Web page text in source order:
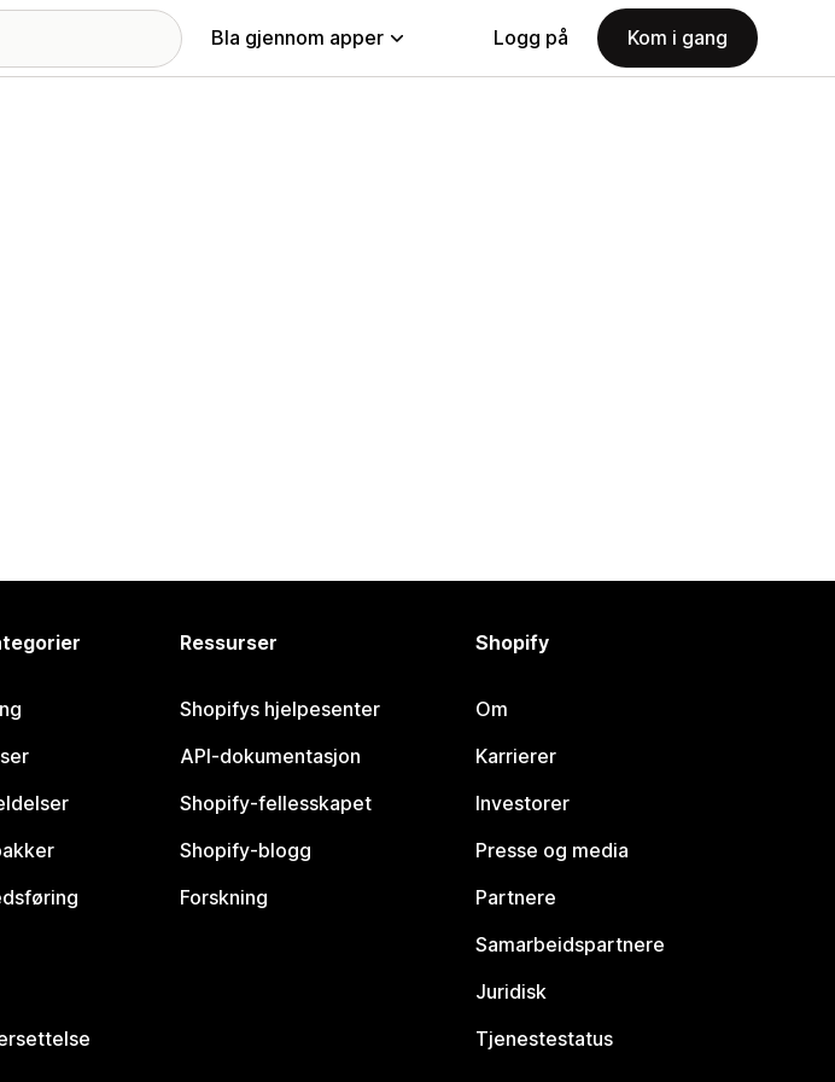
Bla gjennom apper Logg på Kom i gang
Ressurser
Shopifys hjelpesenter
API-dokumentasjon
Shopify-fellesskapet
Shopify-blogg
Forskning
Shopify
Om
Karrierer
Investorer
Presse og media
Partnere
Samarbeidspartnere
Juridisk
Tjenestestatus